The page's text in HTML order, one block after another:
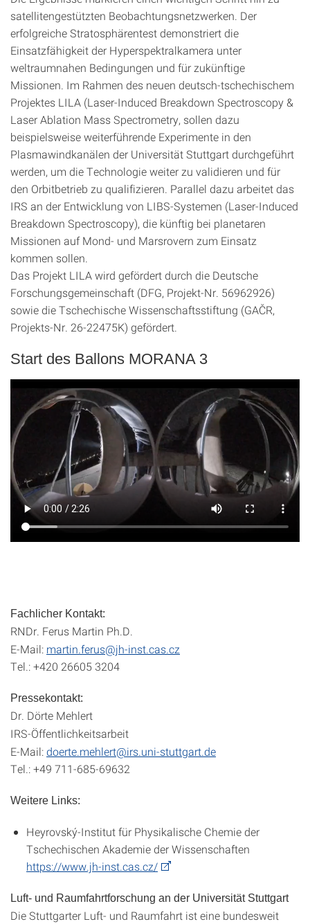
satellitengestützten Beobachtungsnetzwerken. Der
erfolgreiche Stratosphärentest demonstriert die
Einsatzfähigkeit der Hyperspektralkamera unter
weltraumnahen Bedingungen und für zukünftige
Missionen. Im Rahmen des neuen deutsch-tschechischem
Projektes LILA (Laser-Induced Breakdown Spectroscopy &
Laser Ablation Mass Spectrometry, sollen dazu
beispielsweise weiterführende Experimente in den
Plasmawindkanälen der Universität Stuttgart durchgeführt
werden, um die Technologie weiter zu validieren und für
den Orbitbetrieb zu qualifizieren. Parallel dazu arbeitet das
IRS an der Entwicklung von LIBS-Systemen (Laser-Induced
Breakdown Spectroscopy), die künftig bei planetaren
Missionen auf Mond- und Marsrovern zum Einsatz
kommen sollen.
Das Projekt LILA wird gefördert durch die Deutsche
Forschungsgemeinschaft (DFG, Projekt-Nr. 56962926)
sowie die Tschechische Wissenschaftsstiftung (GAČR,
Projekts-Nr. 26-22475K) gefördert.
Start des Ballons MORANA 3
Fachlicher Kontakt:
RNDr. Ferus Martin Ph.D.
E-Mail: martin.ferus@jh-inst.cas.cz
Tel.: +420 26605 3204
Pressekontakt:
Dr. Dörte Mehlert
IRS-Öffentlichkeitsarbeit
E-Mail:doerte.mehlert@irs.uni-stuttgart.de
Tel.: +49 711-685-69632
Weitere Links:
Heyrovský-Institut für Physikalische Chemie der
Tschechischen Akademie der Wissenschaften
https://www.jh-inst.cas.cz/
Luft- und Raumfahrtforschung an der Universität Stuttgart
Die Stuttgarter Luft- und Raumfahrt ist eine bundesweit